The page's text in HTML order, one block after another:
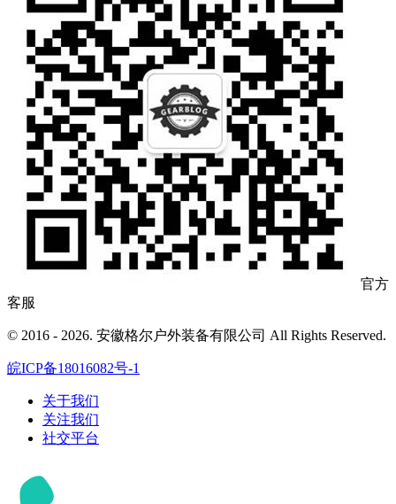
官方
客服
© 2016 - 2026. 安徽格尔户外装备有限公司 All Rights Reserved.
皖ICP备18016082号-1
关于我们
关注我们
社交平台